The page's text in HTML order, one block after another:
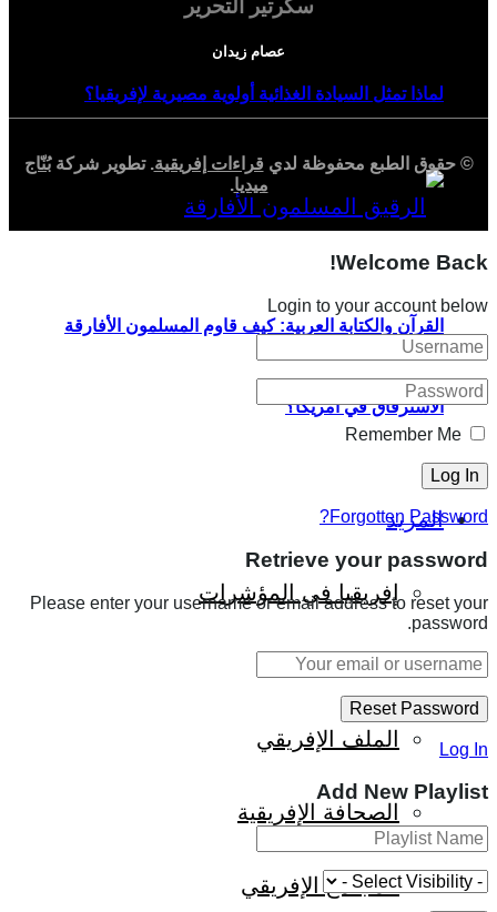
لماذا تمثل السيادة الغذائية أولوية مصيرية لإفريقيا؟
القرآن والكتابة العربية: كيف قاوم المسلمون الأفارقة
الاسترقاق في أمريكا؟
المزيد
إفريقيا في المؤشرات
الحالة الدينية
الملف الإفريقي
الصحافة الإفريقية
المجتمع الإفريقي
سكرتير التحرير
عصام زيدان
© حقوق الطبع محفوظة لدي قراءات إفريقية. تطوير شركةبُنّاج
ميديا.
Welcome Back!
Login to your account below
Remember Me
Forgotten Password?
Retrieve your password
Please enter your username or email address to reset your
password.
Log In
Add New Playlist